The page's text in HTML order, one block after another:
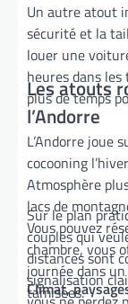
Un autre atout
sécurité et la
louer une
heures dans
plus de temps
Les atouts
l’Andorre
L’Andorre joue
cocooning
Atmosphère
lacs de
Vous pouvez
chambre, vous
journée dans
tamisées.
Sur le plan
couples qui
distances sont
signalisation
Climat,